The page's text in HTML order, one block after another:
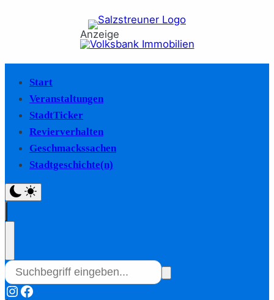
Anzeige
Start
Veranstaltungen
StadtTicker
Revierverhalten
Geschmackssachen
Stadtgeschichte(n)
Instagram
Facebook